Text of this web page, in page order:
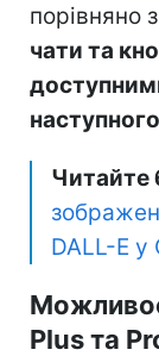
порівняно
чати та
Читайте
DALL-E у
Plus та